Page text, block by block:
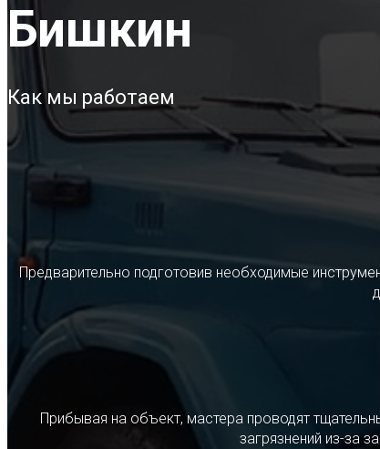
Бишкин
Как мы работаем
Предварительно подготовив необходимые
Прибывая на объект, мастера проводят
загрязнений из-за